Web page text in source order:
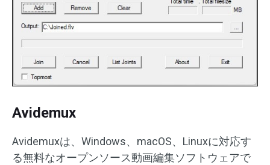
Avidemux
Avidemuxは、Windows、macOS、Linuxに対応す
る無料なオープンソース動画編集ソフトウェアで